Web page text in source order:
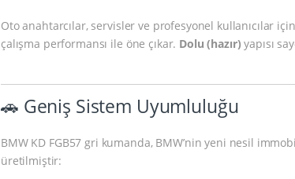
Oto anahtarcılar, servisler ve profesyonel kullanıcılar
çalışma performansı ile öne çıkar. Dolu (hazır) yapısı
🚗 Geniş Sistem Uyumluluğu
BMW KD FGB57 gri kumanda, BMW’nin yeni nesil
üretilmiştir: